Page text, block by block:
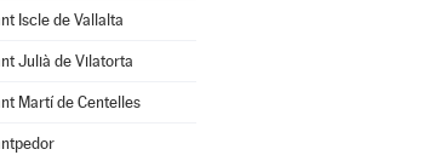
Iscle de Vallalta
Julià de Vilatorta
Martí de Centelles